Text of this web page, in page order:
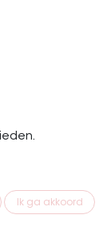
Ik ga akkoord